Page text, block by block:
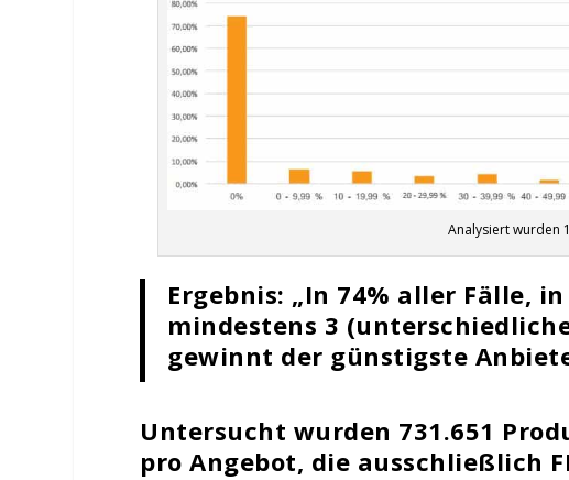
Analysiert wurden
Ergebnis: „In 74% aller Fälle,
mindestens 3
gewinnt der günstigste
Untersucht wurden 731.651
pro Angebot, die ausschließlich